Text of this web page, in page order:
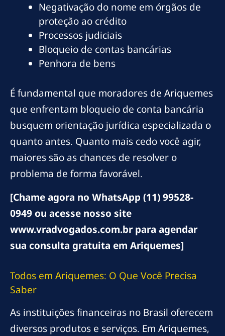
Negativação do nome em órgãos de
proteção ao crédito
Processos judiciais
Bloqueio de contas bancárias
Penhora de bens
É fundamental que moradores de Ariquemes
que enfrentam bloqueio de conta bancária
busquem orientação jurídica especializada o
quanto antes. Quanto mais cedo você agir,
maiores são as chances de resolver o
problema de forma favorável.
[Chame agora no WhatsApp (11) 99528-
0949 ou acesse nosso site
www.vradvogados.com.br para agendar
sua consulta gratuita em Ariquemes]
Todos em Ariquemes: O Que Você Precisa
Saber
As instituições financeiras no Brasil oferecem
diversos produtos e serviços. Em Ariquemes,